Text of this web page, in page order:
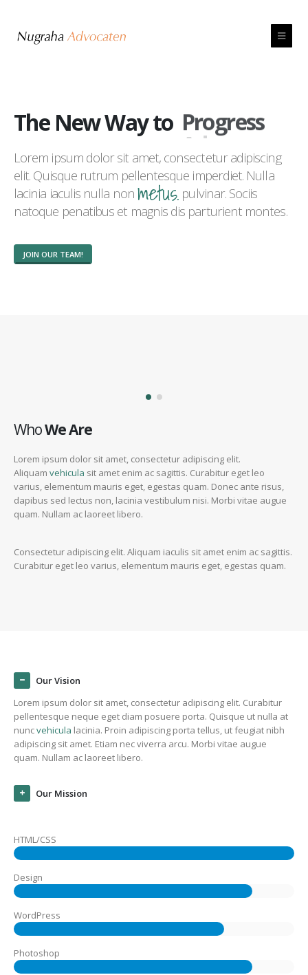
The New Way to Progress
Lorem ipsum dolor sit amet, consectetur adipiscing
elit. Quisque rutrum pellentesque imperdiet. Nulla
lacinia iaculis nulla non metus. pulvinar. Sociis
natoque penatibus et magnis dis parturient montes.
JOIN OUR TEAM!
WhoWe Are
Lorem ipsum dolor sit amet, consectetur adipiscing elit.
Aliquam vehicula sit amet enim ac sagittis. Curabitur eget leo
varius, elementum mauris eget, egestas quam. Donec ante risus,
dapibus sed lectus non, lacinia vestibulum nisi. Morbi vitae augue
quam. Nullam ac laoreet libero.
Consectetur adipiscing elit. Aliquam iaculis sit amet enim ac sagittis.
Curabitur eget leo varius, elementum mauris eget, egestas quam.
Our Vision
Lorem ipsum dolor sit amet, consectetur adipiscing elit. Curabitur
pellentesque neque eget diam posuere porta. Quisque ut nulla at
nuncvehicula lacinia. Proin adipiscing porta tellus, ut feugiat nibh
adipiscing sit amet. Etiam nec viverra arcu. Morbi vitae augue
quam. Nullam ac laoreet libero.
Our Mission
HTML/CSS
Design
WordPress
Photoshop